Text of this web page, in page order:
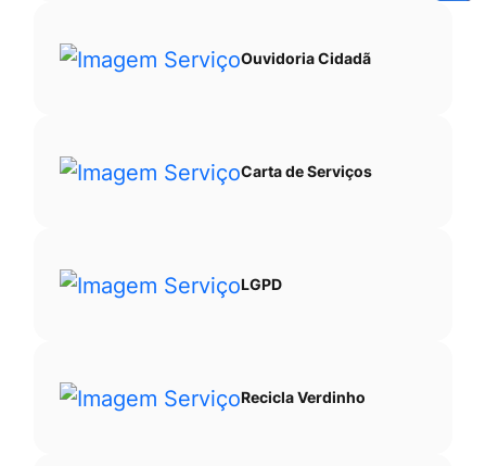
Ouvidoria Cidadã
Carta de Serviços
LGPD
Recicla Verdinho